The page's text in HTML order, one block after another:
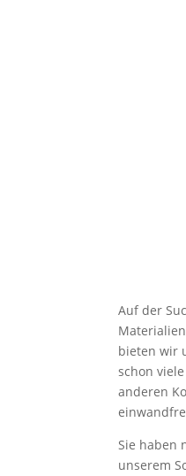
Auf der
bieten wir
schon
anderen
Sie haben
unserem